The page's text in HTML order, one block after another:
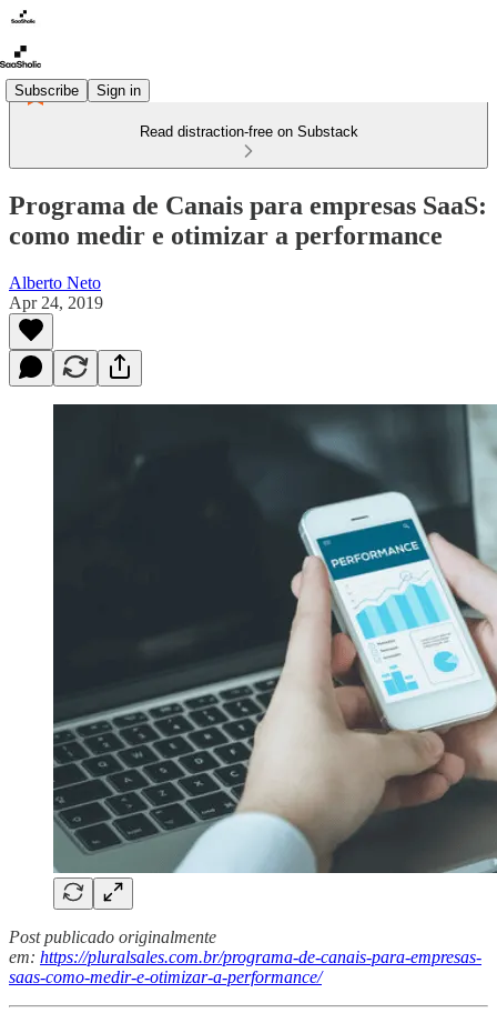
Subscribe Sign in
Read distraction-free on Substack
Programa de Canais para empresas SaaS:
como medir e otimizar a performance
Alberto Neto
Apr 24, 2019
Post publicado originalmente
em: https://pluralsales.com.br/programa-de-canais-para-empresas-
saas-como-medir-e-otimizar-a-performance/